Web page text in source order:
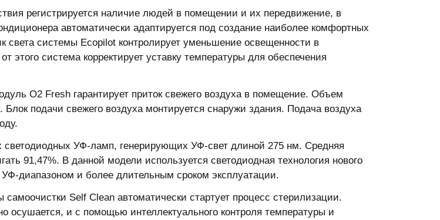
регистрируется наличие людей в помещении и их передвижение, в
автоматически адаптируется под создание наиболее комфортных
света системы Ecopilot контролирует уменьшение освещенности в
этого система корректирует уставку температуры для обеспечения
O2 Fresh гарантирует приток свежего воздуха в помещение. Объем
Блок подачи свежего воздуха монтируется снаружи здания. Подача воздуха
светодиодных УФ-ламп, генерирующих УФ-свет длиной 275 нм. Средняя
91,47%. В данной модели используется светодиодная технология нового
диапазоном и более длительным сроком эксплуатации.
Self Clean автоматически стартует процесс стерилизации.
осушается, и с помощью интеллектуального контроля температуры и